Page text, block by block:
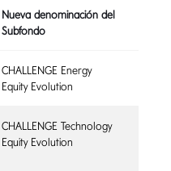
Nueva denominación del
Subfondo
CHALLENGE Energy
Equity Evolution
CHALLENGE Technology
Equity Evolution